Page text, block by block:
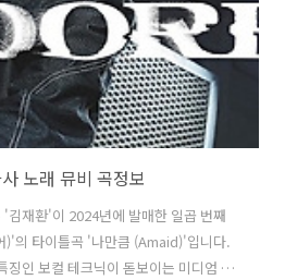
노래 뮤비 곡정보
김재환'이 2024년에 발매한 일곱 번째
의 타이틀곡 '나만큼 (Amaid)'입니다.
인 보컬 테크닉이 돋보이는 미디엄 템